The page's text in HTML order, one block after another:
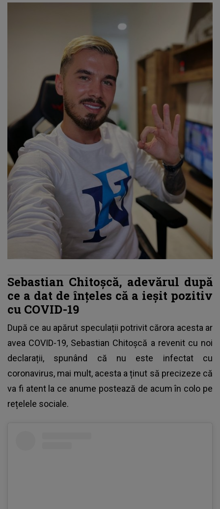
Sebastian Chitoșcă, adevărul după
ce a dat de înțeles că a ieșit pozitiv
cu COVID-19
După ce au apărut speculații potrivit cărora acesta ar
avea COVID-19, Sebastian Chitoșcă a revenit cu noi
declarații, spunând că nu este infectat cu
coronavirus, mai mult, acesta a ținut să precizeze că
va fi atent la ce anume postează de acum în colo pe
rețelele sociale.